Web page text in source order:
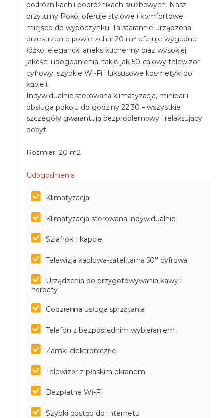
podróżnikach i podróżnikach służbowych. Nasz
przytulny Pokój oferuje stylowe i komfortowe
miejsce do wypoczynku. Ta starannie urządzona
przestrzeń o powierzchni 20 m² oferuje wygodne
łóżko, elegancki aneks kuchenny oraz wysokiej
jakości udogodnienia, takie jak 50-calowy telewizor
cyfrowy, szybkie Wi-Fi i luksusowe kosmetyki do
kąpieli.
Indywidualnie sterowana klimatyzacja, minibar i
obsługa pokoju do godziny 22:30 – wszystkie
szczegóły gwarantują bezproblemowy i relaksujący
pobyt.
Rozmiar: 20 m2
Udogodnienia
Klimatyzacja
Klimatyzacja sterowana indywidualnie
Szlafroki i kapcie
Telewizja kablowa-satelitarna 50'' cyfrowa
Urządzenia do przygotowywania kawy i
herbaty
Codzienna usługa sprzątania
Telefon z bezpośrednim wybieraniem
Zamki elektroniczne
Telewizor z płaskim ekranem
Bezpłatne Wi-Fi
Szybki dostęp do Internetu